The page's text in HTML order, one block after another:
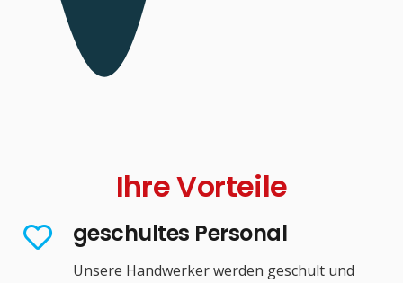
Ihre Vorteile
geschultes Personal
Unsere Handwerker werden geschult und